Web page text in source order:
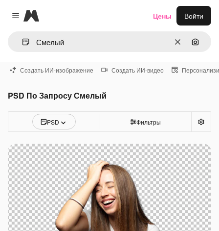
Close menu
Magnific
ОчиститьПоиск
Цены Войти
Создать ИИ-изображение Создать ИИ-видео
PSD По Запросу Смелый
PSD Фильтры